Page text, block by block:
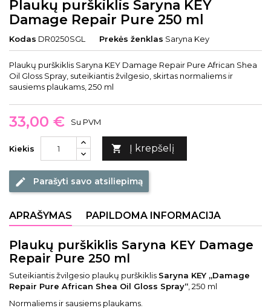
Plaukų purškiklis Saryna KEY
Damage Repair Pure 250 ml
Kodas DR0250SGL Prekės ženklas Saryna Key
Plaukų purškiklis Saryna KEY Damage Repair Pure African Shea
Oil Gloss Spray, suteikiantis žvilgesio, skirtas normaliems ir
sausiems plaukams, 250 ml
33,00 € Su PVM
Kiekis  Į krepšelį
edit Parašyti savo atsiliepimą
APRAŠYMAS PAPILDOMA INFORMACIJA
Plaukų purškiklis Saryna KEY Damage
Repair Pure 250 ml
Suteikiantis žvilgesio plaukų purškiklis Saryna KEY „Damage
Repair Pure African Shea Oil Gloss Spray“ , 250 ml
Normaliems ir sausiems plaukams.